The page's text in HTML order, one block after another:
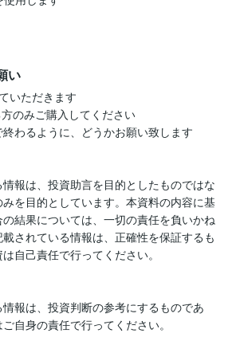
い
いただきます
のみご購入してください
わるように、どうかお願い致します
報は、投資助言を目的としたものではな
を目的としています。本資料の内容に基
結果については、一切の責任を負いかね
されている情報は、正確性を保証するも
自己責任で行ってください。
報は、投資判断の参考にするものであ
自身の責任で行ってください。